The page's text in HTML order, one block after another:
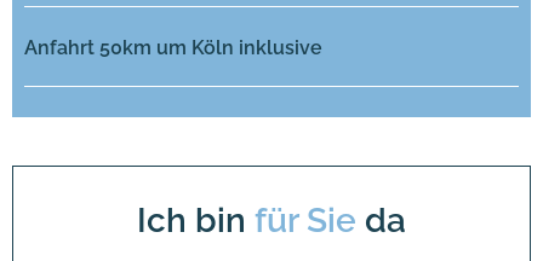
Anfahrt 50km um Köln inklusive
Ich bin für Sie da